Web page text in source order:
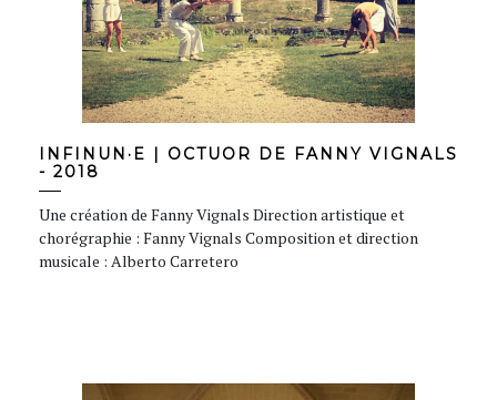
INFINUN·E | OCTUOR DE FANNY VIGNALS
- 2018
Une création de Fanny Vignals Direction artistique et
chorégraphie : Fanny Vignals Composition et direction
musicale : Alberto Carretero